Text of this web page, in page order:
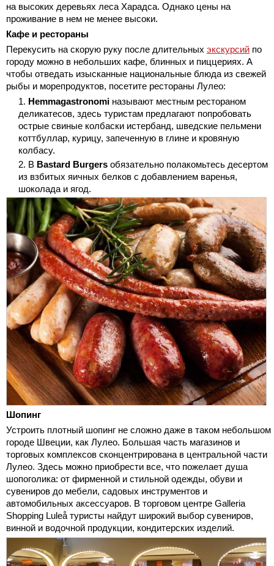
на высоких деревьях леса Харадса. Однако цены на
проживание в нем не менее высоки.
Кафе и рестораны
Перекусить на скорую руку после длительных экскурсий по
городу можно в небольших кафе, блинных и пиццериях. А
чтобы отведать изысканные национальные блюда из свежей
рыбы и морепродуктов, посетите рестораны Лулео:
Hemmagastronomi называют местным рестораном
деликатесов, здесь туристам предлагают попробовать
острые свиные колбаски истербанд, шведские пельмени
коттбуллар, курицу, запеченную в глине и кровяную
колбасу.
В Bastard Burgers обязательно полакомьтесь десертом
из взбитых яичных белков с добавлением варенья,
шоколада и ягод.
Шопинг
Устроить плотный шопинг не сложно даже в таком небольшом
городе Швеции, как Лулео. Большая часть магазинов и
торговых комплексов сконцентрирована в центральной части
Лулео. Здесь можно приобрести все, что пожелает душа
шопоголика: от фирменной и стильной одежды, обуви и
сувениров до мебели, садовых инструментов и
автомобильных аксессуаров. В торговом центре Galleria
Shopping Luleå туристы найдут широкий выбор сувениров,
винной и водочной продукции, кондитерских изделий.